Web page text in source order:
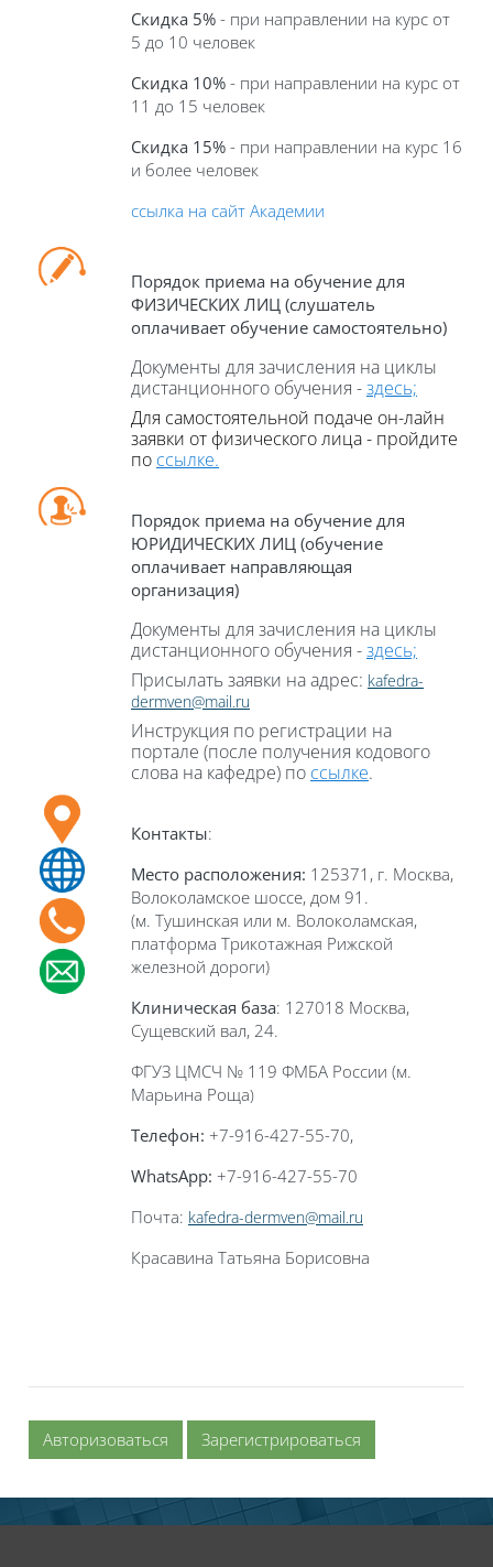
Скидка 5% - при направлении на курс от
5 до 10 человек
Скидка 10% - при направлении на курс от
11 до 15 человек
Скидка 15% - при направлении на курс 16
и более человек
ссылка на сайт Академии
Порядок приема на обучение для
ФИЗИЧЕСКИХ ЛИЦ (слушатель
оплачивает обучение самостоятельно)
Документы для зачисления на циклы
дистанционного обучения -здесь;
Для самостоятельной подаче он-лайн
заявки от физического лица - пройдите
по ссылке.
Порядок приема на обучение для
ЮРИДИЧЕСКИХ ЛИЦ (обучение
оплачивает направляющая
организация)
Документы для зачисления на циклы
дистанционного обучения -здесь;
Присылать заявки на адрес: kafedra-
dermven@mail.ru
Инструкция по регистрации на
портале (после получения кодового
слова на кафедре) по ссылке.
Контакты:
Место расположения: 125371, г. Москва,
Волоколамское шоссе, дом 91.
(м. Тушинская или м. Волоколамская,
платформа Трикотажная Рижской
железной дороги)
Клиническая база: 127018 Москва,
Сущевский вал, 24.
ФГУЗ ЦМСЧ № 119 ФМБА России (м.
Марьина Роща)
Телефон: +7-916-427-55-70,
WhatsApp: +7-916-427-55-70
Почта: kafedra-dermven@mail.ru
Красавина Татьяна Борисовна
Авторизоваться Зарегистрироваться